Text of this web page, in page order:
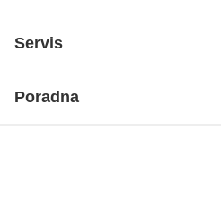
Servis
Poradna